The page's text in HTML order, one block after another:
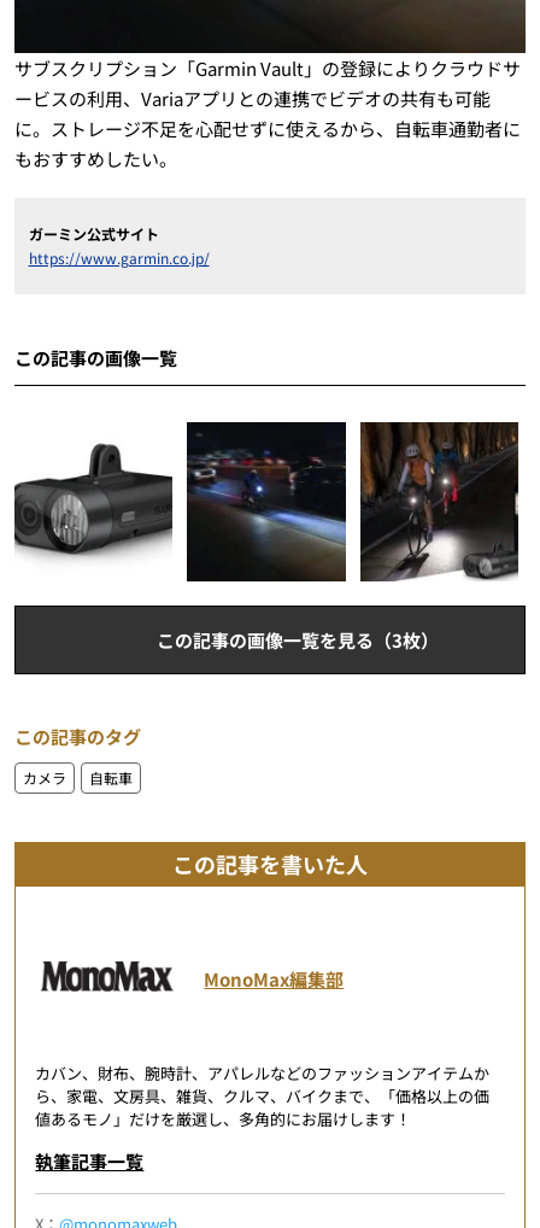
サブスクリプション「Garmin Vault」の登録によりクラウドサ
ービスの利用、Variaアプリとの連携でビデオの共有も可能
に。ストレージ不足を心配せずに使えるから、自転車通勤者に
もおすすめしたい。
ガーミン公式サイト
https://www.garmin.co.jp/
この記事の画像一覧
この記事の画像一覧を見る（3枚）
この記事のタグ
カメラ 自転車
この記事を書いた人
MonoMax編集部
カバン、財布、腕時計、アパレルなどのファッションアイテムか
ら、家電、文房具、雑貨、クルマ、バイクまで、「価格以上の価
値あるモノ」だけを厳選し、多角的にお届けします！
執筆記事一覧